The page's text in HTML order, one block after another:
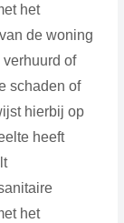
het
de woning
of
schaden of
hierbij op
heeft
het